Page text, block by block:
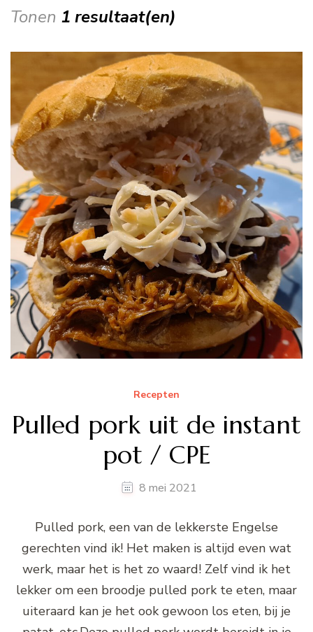
Tonen 1 resultaat(en)
Recepten
Pulled pork uit de instant
pot / CPE
8 mei 2021
Pulled pork, een van de lekkerste Engelse
gerechten vind ik! Het maken is altijd even wat
werk, maar het is het zo waard! Zelf vind ik het
lekker om een broodje pulled pork te eten, maar
uiteraard kan je het ook gewoon los eten, bij je